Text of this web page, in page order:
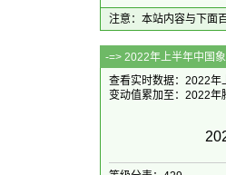
注意：本站内容与下面
-=> 2022年上半
查看实时数据：2022年
变动值累加至：2022年